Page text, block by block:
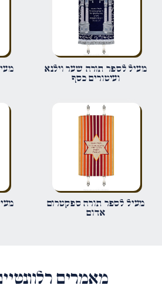
שם*
שמור בדפדפן זה את השם, האימייל והאתר
מעיל לספר תורה שער וילנא
ועיטורים כסף
מעיל לספר תורה ספקטרום
אדום
מאמרים